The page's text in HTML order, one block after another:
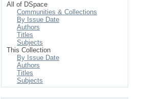
All of DSpace
Communities & Collections
By Issue Date
Authors
Titles
Subjects
This Collection
By Issue Date
Authors
Titles
Subjects